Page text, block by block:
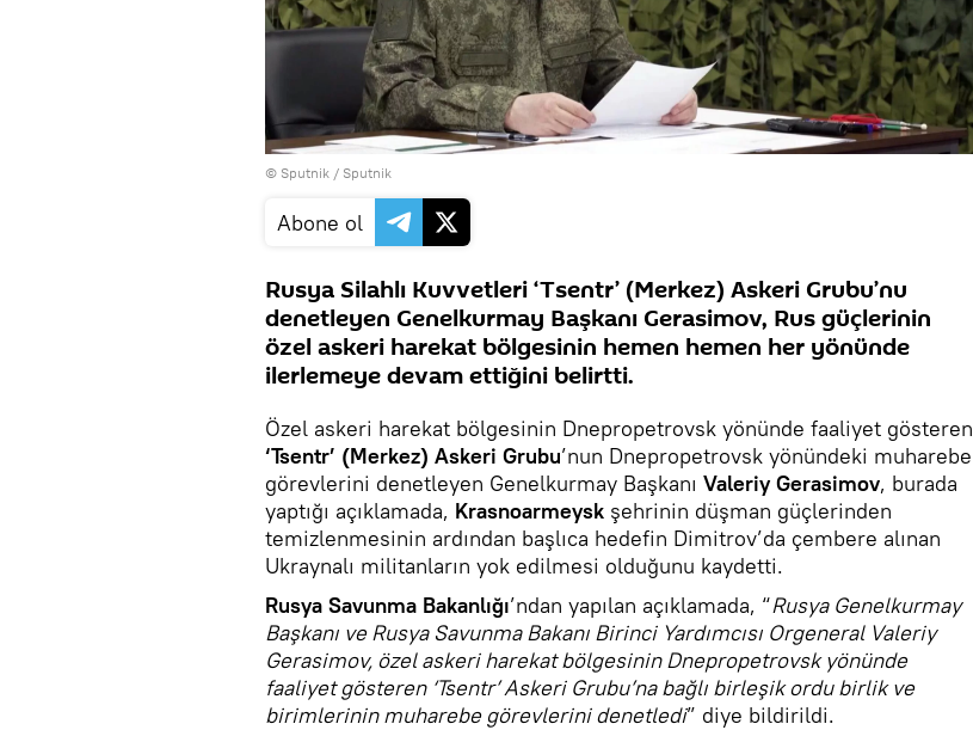
© Sputnik / Sputnik
Abone ol
Rusya Silahlı Kuvvetleri ‘Tsentr’ (Merkez) Askeri Grubu’nu
denetleyen Genelkurmay Başkanı Gerasimov, Rus güçlerinin
özel askeri harekat bölgesinin hemen hemen her yönünde
ilerlemeye devam ettiğini belirtti.
Özel askeri harekat bölgesinin Dnepropetrovsk yönünde faaliyet gösteren
‘Tsentr’ (Merkez) Askeri Grubu’nun Dnepropetrovsk yönündeki muharebe
görevlerini denetleyen Genelkurmay Başkanı Valeriy Gerasimov, burada
yaptığı açıklamada, Krasnoarmeysk şehrinin düşman güçlerinden
temizlenmesinin ardından başlıca hedefin Dimitrov’da çembere alınan
Ukraynalı militanların yok edilmesi olduğunu kaydetti.
Rusya Savunma Bakanlığı’ndan yapılan açıklamada, “Rusya Genelkurmay
Başkanı ve Rusya Savunma Bakanı Birinci Yardımcısı Orgeneral Valeriy
Gerasimov, özel askeri harekat bölgesinin Dnepropetrovsk yönünde
faaliyet gösteren ‘Tsentr’ Askeri Grubu’na bağlı birleşik ordu birlik ve
birimlerinin muharebe görevlerini denetledi” diye bildirildi.